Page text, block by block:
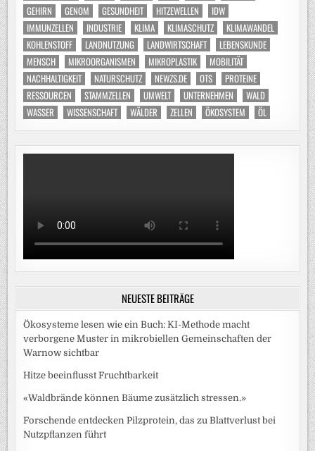
GEHIRN
GENOM GESUNDHEIT HITZEWELLEN
IDW
IMMUNZELLEN
INDUSTRIE KLIMA KLIMASCHUTZ
KLIMAWANDEL
KOHLENSTOFF
LANDNUTZUNG LANDWIRTSCHAFT
LEBENSKUNDE
MENSCH
MIKROORGANISMEN MIKROPLASTIK
MOBILITÄT
NACHHALTIGKEIT
NATURSCHUTZ NEWZS.DE OTS
PROTEINE
RESSOURCEN
STAMMZELLEN UMWELT UNTERNEHMEN
WALD
WASSER
WISSENSCHAFT WÄLDER ZELLEN ÖKOSYSTEM ÖL
NEUESTE BEITRÄGE
Ökosysteme lesen wie ein Buch: KI-Methode macht
verborgene Muster in mikrobiellen Gemeinschaften der
Warnow sichtbar
Hitze beeinflusst Fruchtbarkeit
«Waldbrände können Bäume zusätzlich stressen.»
Forschende entdecken Pilzprotein, das zu Blattverlust bei
Nutzpflanzen führt